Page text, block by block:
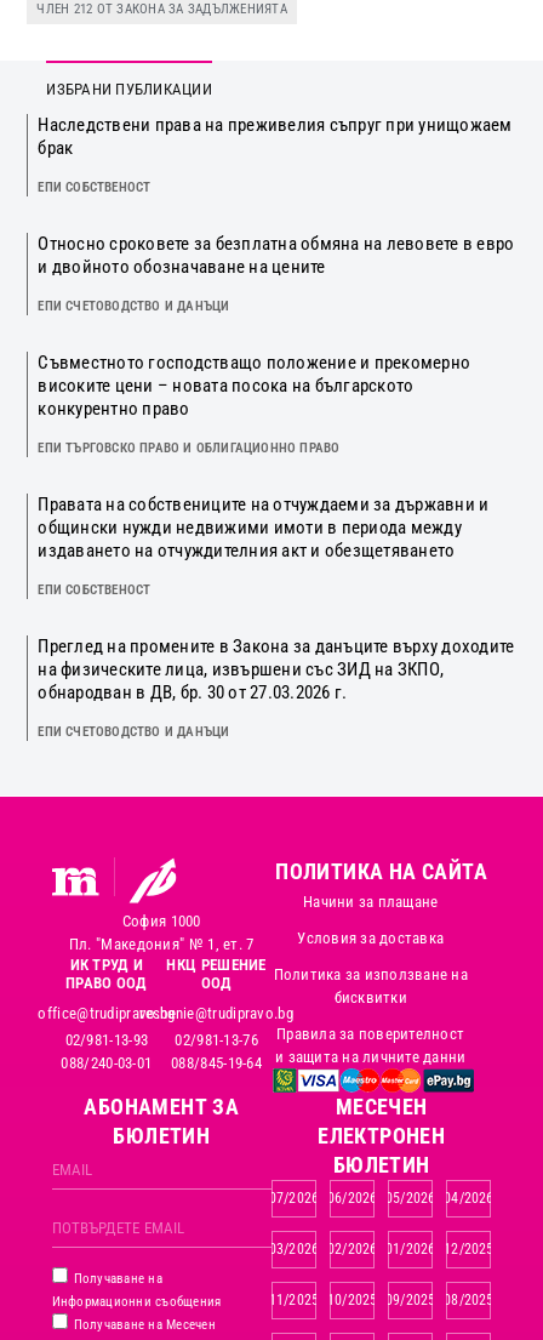
ЧЛЕН 212 ОТ ЗАКОНА ЗА ЗАДЪЛЖЕНИЯТА
ИЗБРАНИ ПУБЛИКАЦИИ
Наследствени права на преживелия съпруг при унищожаем
брак
ЕПИ СОБСТВЕНОСТ
Относно сроковете за безплатна обмяна на левовете в евро
и двойното обозначаване на цените
ЕПИ СЧЕТОВОДСТВО И ДАНЪЦИ
Съвместното господстващо положение и прекомерно
високите цени – новата посока на българското
конкурентно право
ЕПИ ТЪРГОВСКО ПРАВО И ОБЛИГАЦИОННО ПРАВО
Правата на собствениците на отчуждаеми за държавни и
общински нужди недвижими имоти в периода между
издаването на отчуждителния акт и обезщетяването
ЕПИ СОБСТВЕНОСТ
Преглед на промените в Закона за данъците върху доходите
на физическите лица, извършени със ЗИД на ЗКПО,
обнародван в ДВ, бр. 30 от 27.03.2026 г.
ЕПИ СЧЕТОВОДСТВО И ДАНЪЦИ
София 1000
Пл. "Македония" № 1, ет. 7
ИК ТРУД И
ПРАВО ООД
office@trudipravo.bg
02/981-13-93
088/240-03-01
НКЦ РЕШЕНИЕ
ООД
reshenie@trudipravo.bg
02/981-13-76
088/845-19-64
ПОЛИТИКА НА САЙТА
Начини за плащане
Условия за доставка
Политика за използване на
бисквитки
Правила за поверителност
и защита на личните данни
АБОНАМЕНТ ЗА
БЮЛЕТИН
Получаване на
Информационни съобщения
Получаване на Месечен
MЕСЕЧЕН
ЕЛЕКТРОНЕН
БЮЛЕТИН
07/2026 06/2026 05/2026 04/2026
03/2026 02/2026 01/2026 12/2025
11/2025 10/2025 09/2025 08/2025